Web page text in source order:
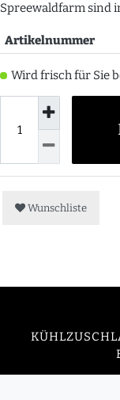
Spreewaldfarm sind
Artikelnummer
Wird frisch für Sie
Wunschliste